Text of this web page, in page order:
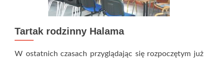
Tartak rodzinny Halama
W ostatnich czasach przyglądając się rozpoczętym już